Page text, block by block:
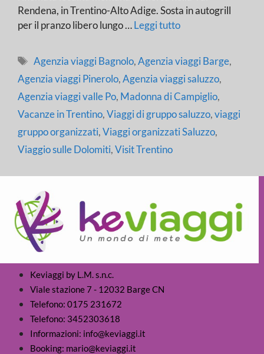
Rendena, in Trentino-Alto Adige. Sosta in autogrill
per il pranzo libero lungo …Leggi tutto
Tag
Agenzia viaggi Bagnolo,Agenzia viaggi Barge,
Agenzia viaggi Pinerolo,Agenzia viaggi saluzzo,
Agenzia viaggi valle Po, Madonna di Campiglio,
Vacanze in Trentino,Viaggi di gruppo saluzzo,viaggi
gruppo organizzati,Viaggi organizzati Saluzzo,
Viaggio sulle Dolomiti,Visit Trentino
Keviaggi by L.M. s.n.c.
Viale stazione 7 - 12032 Barge CN
Telefono: 0175 231672
Telefono: 3452303618
Informazioni: info@keviaggi.it
Booking: mario@keviaggi.it